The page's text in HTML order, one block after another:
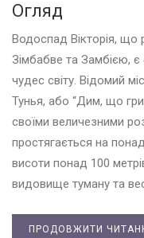
Огляд
Водоспад Вікторія, що
Зімбабве та Замбією,
чудес світу. Відомий
Тунья, або “Дим, що
своїми величезними
простягається на
висоти понад 100
видовище туману та
ПРОДОВЖИТИ